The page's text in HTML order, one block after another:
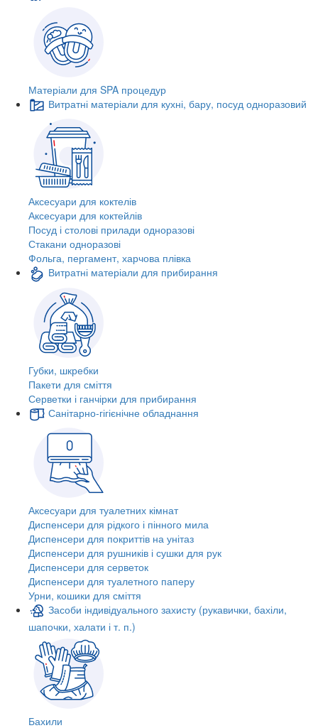
Матеріали для SPA процедур
Витратні матеріали для кухні, бару, посуд одноразовий
Аксесуари для коктелів
Аксесуари для коктейлів
Посуд і столові прилади одноразові
Стакани одноразові
Фольга, пергамент, харчова плівка
Витратні матеріали для прибирання
Губки, шкребки
Пакети для сміття
Серветки і ганчірки для прибирання
Санітарно-гігієнічне обладнання
Аксесуари для туалетних кімнат
Диспенсери для рідкого і пінного мила
Диспенсери для покриттів на унітаз
Диспенсери для рушників і сушки для рук
Диспенсери для серветок
Диспенсери для туалетного паперу
Урни, кошики для сміття
Засоби індивідуального захисту (рукавички, бахіли,
шапочки, халати і т. п.)
Бахили